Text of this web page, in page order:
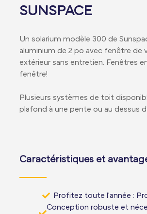
SUNSPACE
Un solarium modèle 300 de
aluminium de 2 po avec fenêtre de
extérieur sans entretien. Fenêtres
fenêtre!
Plusieurs systèmes de toit
plafond à une pente ou au dessus
Caractéristiques et
Profitez toute l'année :
Conception robuste et